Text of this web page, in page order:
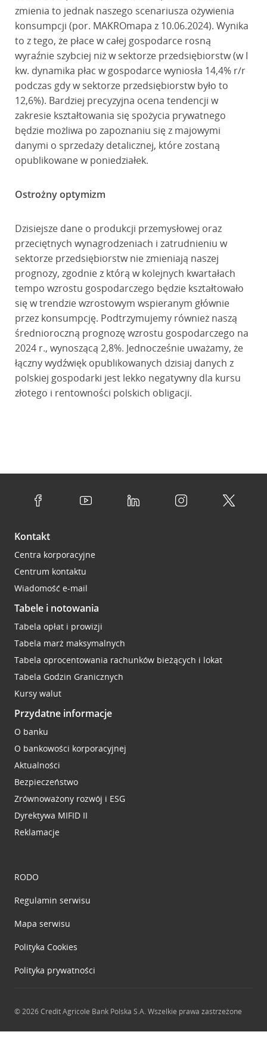
zmienia to jednak naszego scenariusza ożywienia
konsumpcji (por. MAKROmapa z 10.06.2024). Wynika
to z tego, że płace w całej gospodarce rosną
wyraźnie szybciej niż w sektorze przedsiębiorstw (w I
kw. dynamika płac w gospodarce wyniosła 14,4% r/r
podczas gdy w sektorze przedsiębiorstw było to
12,6%). Bardziej precyzyjna ocena tendencji w
zakresie kształtowania się spożycia prywatnego
będzie możliwa po zapoznaniu się z majowymi
danymi o sprzedaży detalicznej, które zostaną
opublikowane w poniedziałek.
Ostrożny optymizm
Dzisiejsze dane o produkcji przemysłowej oraz
przeciętnych wynagrodzeniach i zatrudnieniu w
sektorze przedsiębiorstw nie zmieniają naszej
prognozy, zgodnie z którą w kolejnych kwartałach
tempo wzrostu gospodarczego będzie kształtowało
się w trendzie wzrostowym wspieranym głównie
przez konsumpcję. Podtrzymujemy również naszą
średnioroczną prognozę wzrostu gospodarczego na
2024 r., wynoszącą 2,8%. Jednocześnie uważamy, że
łączny wydźwięk opublikowanych dzisiaj danych z
polskiej gospodarki jest lekko negatywny dla kursu
złotego i rentowności polskich obligacji.
Kontakt
Centra korporacyjne
Centrum kontaktu
Wiadomość e-mail
Tabele i notowania
Tabela opłat i prowizji
Tabela marż maksymalnych
Tabela oprocentowania rachunków bieżących i lokat
Tabela Godzin Granicznych
Kursy walut
Przydatne informacje
O banku
O bankowości korporacyjnej
Aktualności
Bezpieczeństwo
Zrównoważony rozwój i ESG
Dyrektywa MIFID II
Reklamacje
RODO
Regulamin serwisu
Mapa serwisu
Polityka Cookies
Polityka prywatności
© 2026 Credit Agricole Bank Polska S.A. Wszelkie prawa zastrzeżone